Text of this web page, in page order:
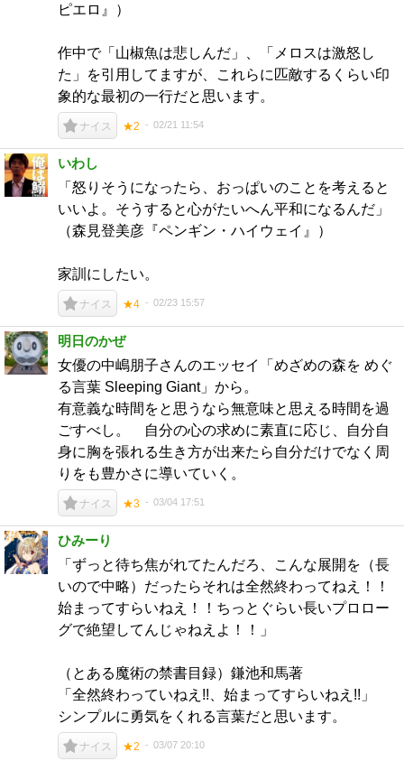
ピエロ』）
作中で「山椒魚は悲しんだ」、「メロスは激怒し
た」を引用してますが、これらに匹敵するくらい印
象的な最初の一行だと思います。
ナイス ★2 02/21 11:54
いわし
「怒りそうになったら、おっぱいのことを考えると
いいよ。そうすると心がたいへん平和になるんだ」
（森見登美彦『ペンギン・ハイウェイ』）
家訓にしたい。
ナイス ★4 02/23 15:57
明日のかぜ
女優の中嶋朋子さんのエッセイ「めざめの森を めぐ
る言葉 Sleeping Giant」から。
有意義な時間をと思うなら無意味と思える時間を過
ごすべし。 自分の心の求めに素直に応じ、自分自
身に胸を張れる生き方が出来たら自分だけでなく周
りをも豊かさに導いていく。
ナイス ★3 03/04 17:51
ひみーり
「ずっと待ち焦がれてたんだろ、こんな展開を（長
いので中略）だったらそれは全然終わってねえ！！
始まってすらいねえ！！ちっとぐらい長いプロロー
グで絶望してんじゃねえよ！！」
（とある魔術の禁書目録）鎌池和馬著
「全然終わっていねえ!!、始まってすらいねえ!!」
シンプルに勇気をくれる言葉だと思います。
ナイス ★2 03/07 20:10